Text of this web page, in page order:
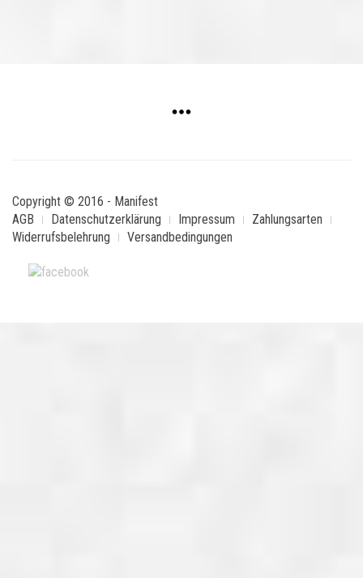
Copyright © 2016 - Manifest
AGB
Datenschutzerklärung Impressum
Zahlungsarten
Widerrufsbelehrung
Versandbedingungen